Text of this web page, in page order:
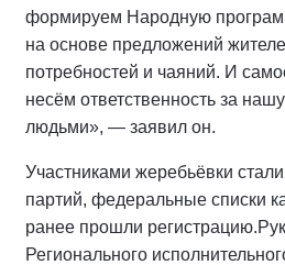
формируем Народную
на основе предложений
потребностей и чаяний. И
несём ответственность за
людьми», — заявил он.
Участниками жеребьёвки
партий, федеральные списки
ранее прошли регистрацию.
Регионального